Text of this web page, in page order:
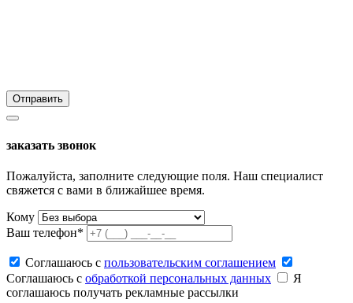
заказать звонок
Пожалуйста, заполните следующие поля. Наш специалист
свяжется с вами в ближайшее время.
Кому
Ваш телефон*
Соглашаюсь c пользовательским соглашением
Соглашаюсь c обработкой персональных данных
Я
соглашаюсь получать рекламные рассылки